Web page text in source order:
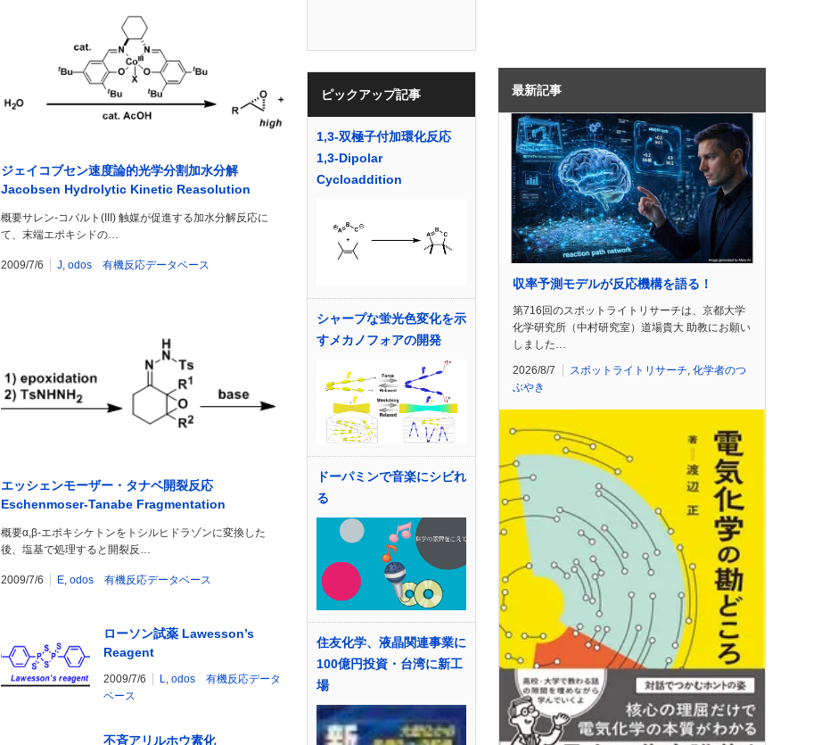
ジェイコブセン速度論的光学分割加水分解
Jacobsen Hydrolytic Kinetic Reasolution
概要サレン-コバルト(III) 触媒が促進する加水分解反応に
て、末端エポキシドの…
2009/7/6 J, odos 有機反応データベース
エッシェンモーザー・タナベ開裂反応
Eschenmoser-Tanabe Fragmentation
概要α,β-エポキシケトンをトシルヒドラゾンに変換した
後、塩基で処理すると開裂反…
2009/7/6 E, odos 有機反応データベース
ローソン試薬 Lawesson’s
Reagent
2009/7/6 L, odos 有機反応データ
ベース
不斉アリルホウ素化
ピックアップ記事
1,3-双極子付加環化反応
1,3-Dipolar
Cycloaddition
シャープな蛍光色変化を示
すメカノフォアの開発
ドーパミンで音楽にシビれ
る
住友化学、液晶関連事業に
100億円投資・台湾に新工
場
最新記事
収率予測モデルが反応機構を語る！
第716回のスポットライトリサーチは、京都大学
化学研究所（中村研究室）道場貴大 助教にお願い
しました…
2026/8/7 スポットライトリサーチ 化学者のつ
ぶやき